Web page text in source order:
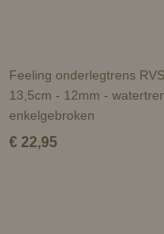
Feeling onderlegtrens
13,5cm - 12mm -
enkelgebroken
€ 22,95